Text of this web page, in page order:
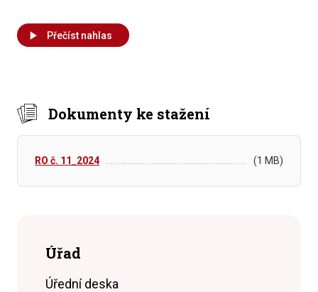
Přečíst nahlas
Dokumenty ke stažení
RO č. 11_2024 (1 MB)
Úřad
Úřední deska